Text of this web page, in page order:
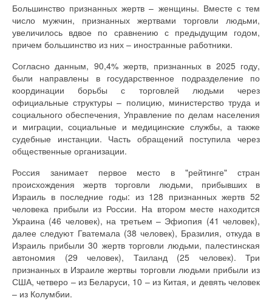
Большинство признанных жертв – женщины. Вместе с тем
число мужчин, признанных жертвами торговли людьми,
увеличилось вдвое по сравнению с предыдущим годом,
причем большинство из них – иностранные работники.
Согласно данным, 90,4% жертв, признанных в 2025 году,
были направлены в государственное подразделение по
координации борьбы с торговлей людьми через
официальные структуры – полицию, министерство труда и
социального обеспечения, Управление по делам населения
и миграции, социальные и медицинские службы, а также
судебные инстанции. Часть обращений поступила через
общественные организации.
Россия занимает первое место в "рейтинге" стран
происхождения жертв торговли людьми, прибывших в
Израиль в последние годы: из 128 признанных жертв 52
человека прибыли из России. На втором месте находится
Украина (46 человек), на третьем – Эфиопия (41 человек),
далее следуют Гватемала (38 человек), Бразилия, откуда в
Израиль прибыли 30 жертв торговли людьми, палестинская
автономия (29 человек), Таиланд (25 человек). Три
признанных в Израиле жертвы торговли людьми прибыли из
США, четверо – из Беларуси, 10 – из Китая, и девять человек
– из Колумбии.